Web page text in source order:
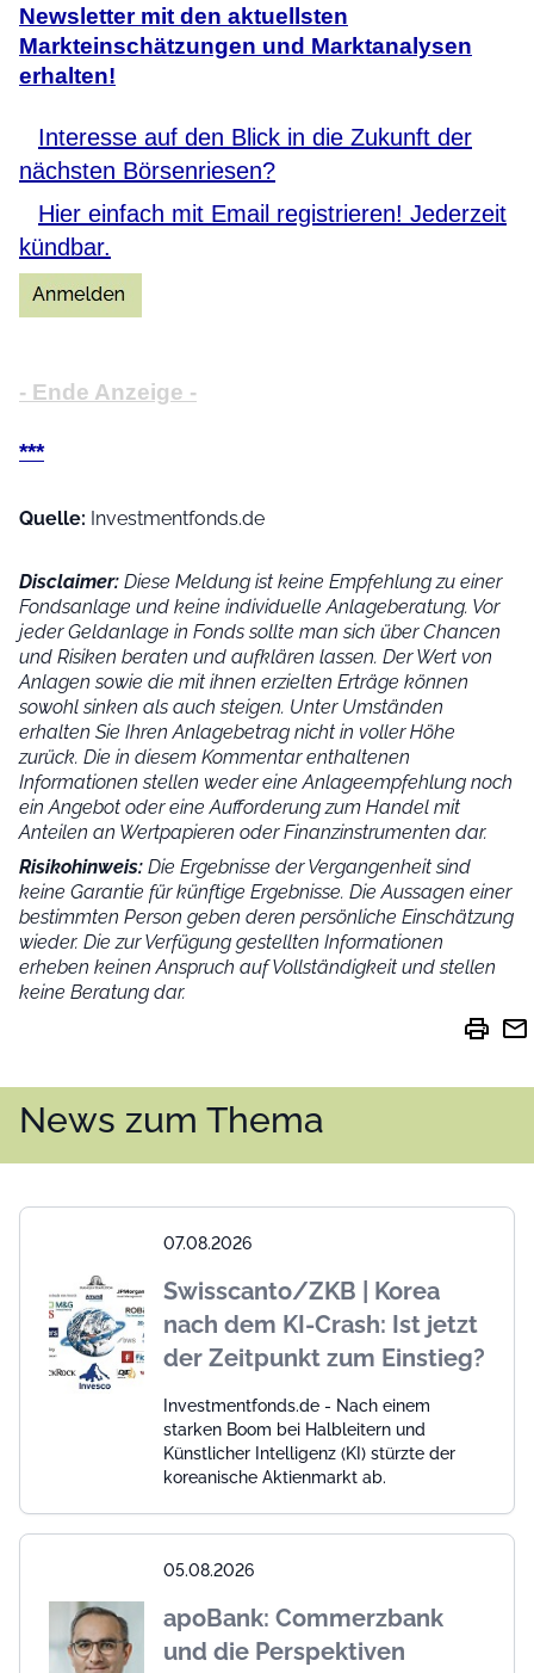
Newsletter mit den aktuellsten
Markteinschätzungen und Marktanalysen
erhalten!
Interesse auf den Blick in die Zukunft der
nächsten Börsenriesen?
Hier einfach mit Email registrieren! Jederzeit
kündbar.
- Ende Anzeige -
***
Quelle: Investmentfonds.de
Disclaimer: Diese Meldung ist keine Empfehlung zu einer
Fondsanlage und keine individuelle Anlageberatung. Vor
jeder Geldanlage in Fonds sollte man sich über Chancen
und Risiken beraten und aufklären lassen. Der Wert von
Anlagen sowie die mit ihnen erzielten Erträge können
sowohl sinken als auch steigen. Unter Umständen
erhalten Sie Ihren Anlagebetrag nicht in voller Höhe
zurück. Die in diesem Kommentar enthaltenen
Informationen stellen weder eine Anlageempfehlung noch
ein Angebot oder eine Aufforderung zum Handel mit
Anteilen an Wertpapieren oder Finanzinstrumenten dar.
Risikohinweis: Die Ergebnisse der Vergangenheit sind
keine Garantie für künftige Ergebnisse. Die Aussagen einer
bestimmten Person geben deren persönliche Einschätzung
wieder. Die zur Verfügung gestellten Informationen
erheben keinen Anspruch auf Vollständigkeit und stellen
keine Beratung dar.
print mail
News zum Thema
07.08.2026
Swisscanto/ZKB | Korea
nach dem KI-Crash: Ist jetzt
der Zeitpunkt zum Einstieg?
Investmentfonds.de - Nach einem
starken Boom bei Halbleitern und
Künstlicher Intelligenz (KI) stürzte der
koreanische Aktienmarkt ab.
05.08.2026
apoBank: Commerzbank
und die Perspektiven